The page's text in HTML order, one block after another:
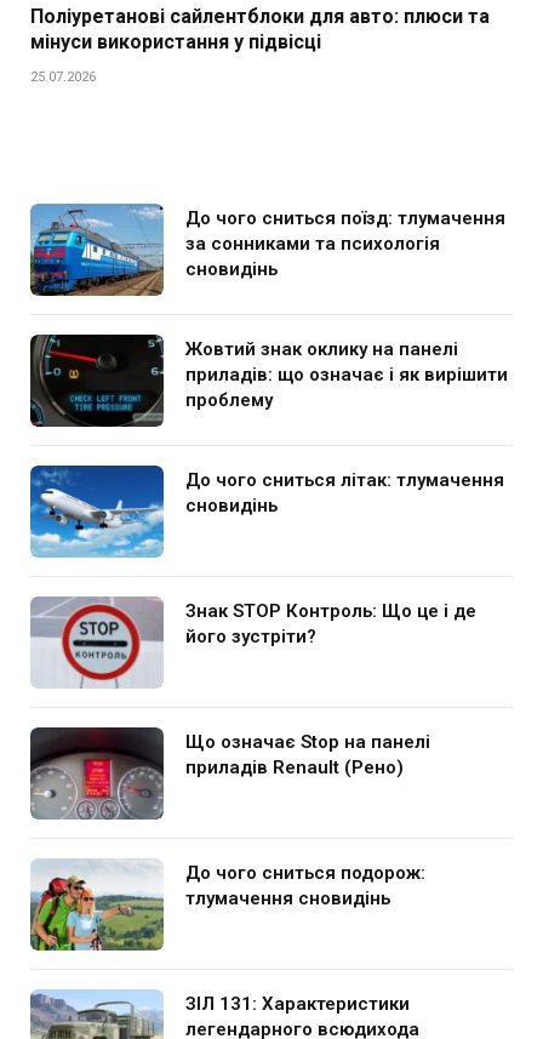
Поліуретанові сайлентблоки для авто: плюси та
мінуси використання у підвісці
25.07.2026
До чого сниться поїзд: тлумачення
за сонниками та психологія
сновидінь
Жовтий знак оклику на панелі
приладів: що означає і як вирішити
проблему
До чого сниться літак: тлумачення
сновидінь
Знак STOP Контроль: Що це і де
його зустріти?
Що означає Stop на панелі
приладів Renault (Рено)
До чого сниться подорож:
тлумачення сновидінь
ЗІЛ 131: Характеристики
легендарного всюдихода